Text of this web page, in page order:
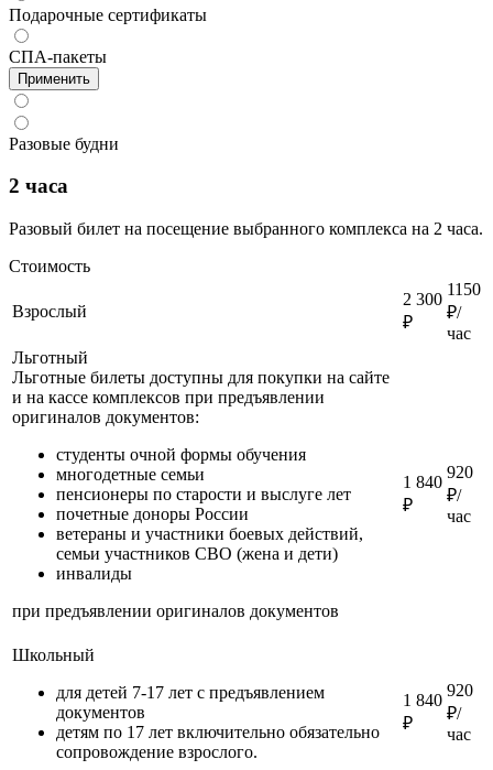
Подарочные сертификаты
СПА-пакеты
Применить
Разовые будни
2 часа
Разовый билет на посещение выбранного комплекса на 2 часа.
Стоимость
Взрослый
2 300
₽
1150
₽/
час
Льготный
Льготные билеты доступны для покупки на сайте
и на кассе комплексов при предъявлении
оригиналов документов:
студенты очной формы обучения
многодетные семьи
пенсионеры по старости и выслуге лет
почетные доноры России
ветераны и участники боевых действий,
семьи участников СВО (жена и дети)
инвалиды
при предъявлении оригиналов документов
1 840
₽
920
₽/
час
Школьный
для детей 7-17 лет с предъявлением
документов
детям по 17 лет включительно обязательно
сопровождение взрослого.
1 840
₽
920
₽/
час